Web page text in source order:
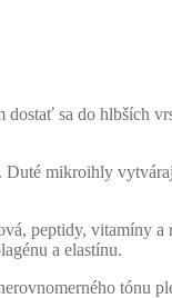
sa do hlbších
mikroihly
peptidy, vitamíny a
a elastínu.
tónu